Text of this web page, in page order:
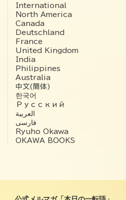
International
North America
Canada
Deutschland
France
United Kingdom
India
Philippines
Australia
中文(簡体)
한국어
Русский
العربية‏
فارسی
Ryuho Okawa
OKAWA BOOKS